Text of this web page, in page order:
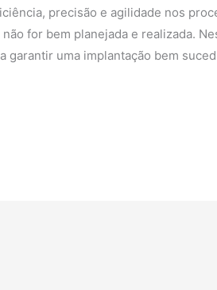
precisão e agilidade nos
for bem planejada e realizada.
garantir uma implantação bem